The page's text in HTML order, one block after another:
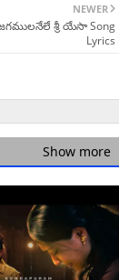
NEWER
జగములనేలే శ్రీ యేసా Song
Lyrics
Show more